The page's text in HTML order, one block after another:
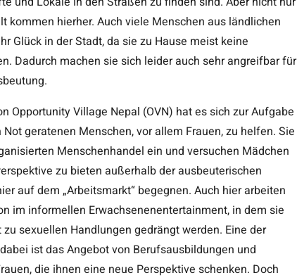
kommen hierher. Auch viele Menschen aus ländlichen
Glück in der Stadt, da sie zu Hause meist keine
Dadurch machen sie sich leider auch sehr angreifbar für
Opportunity Village Nepal (OVN) hat es sich zur Aufgabe
geratenen Menschen, vor allem Frauen, zu helfen. Sie
Menschenhandel ein und versuchen Mädchen
zu bieten außerhalb der ausbeuterischen
auf dem „Arbeitsmarkt“ begegnen. Auch hier arbeiten
im informellen Erwachsenenentertainment, in dem sie
sexuellen Handlungen gedrängt werden. Eine der
ist das Angebot von Berufsausbildungen und
die ihnen eine neue Perspektive schenken. Doch